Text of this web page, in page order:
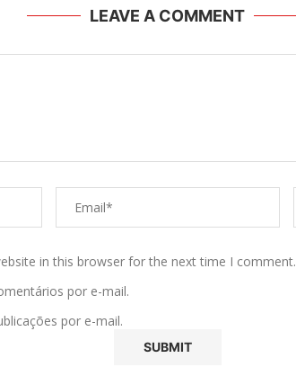
LEAVE A COMMENT
in this browser for the next time I comment.
por e-mail.
por e-mail.